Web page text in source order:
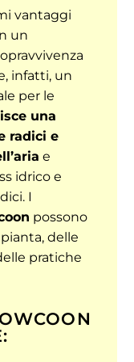
vantaggi
un
infatti, un
per le
una
radici e
e
idrico e
I
possono
delle
pratiche